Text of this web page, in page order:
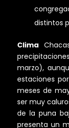
distintos
Clima
marzo),
estaciones
meses de
ser muy
de la puna
presenta un